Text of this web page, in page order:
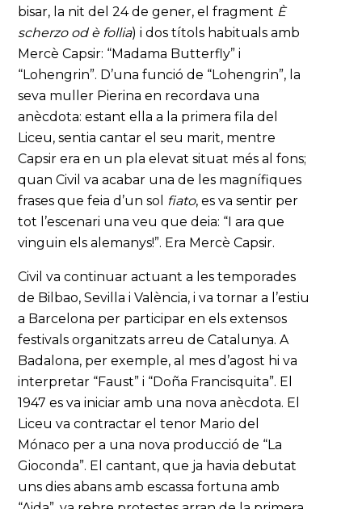
bisar, la nit del 24 de gener, el fragment È
scherzo od è follia) i dos títols habituals amb
Mercè Capsir: “Madama Butterfly” i
“Lohengrin”. D’una funció de “Lohengrin”, la
seva muller Pierina en recordava una
anècdota: estant ella a la primera fila del
Liceu, sentia cantar el seu marit, mentre
Capsir era en un pla elevat situat més al fons;
quan Civil va acabar una de les magnífiques
frases que feia d’un sol fiato, es va sentir per
tot l’escenari una veu que deia: “I ara que
vinguin els alemanys!”. Era Mercè Capsir.
Civil va continuar actuant a les temporades
de Bilbao, Sevilla i València, i va tornar a l’estiu
a Barcelona per participar en els extensos
festivals organitzats arreu de Catalunya. A
Badalona, per exemple, al mes d’agost hi va
interpretar “Faust” i “Doña Francisquita”. El
1947 es va iniciar amb una nova anècdota. El
Liceu va contractar el tenor Mario del
Mónaco per a una nova producció de “La
Gioconda”. El cantant, que ja havia debutat
uns dies abans amb escassa fortuna amb